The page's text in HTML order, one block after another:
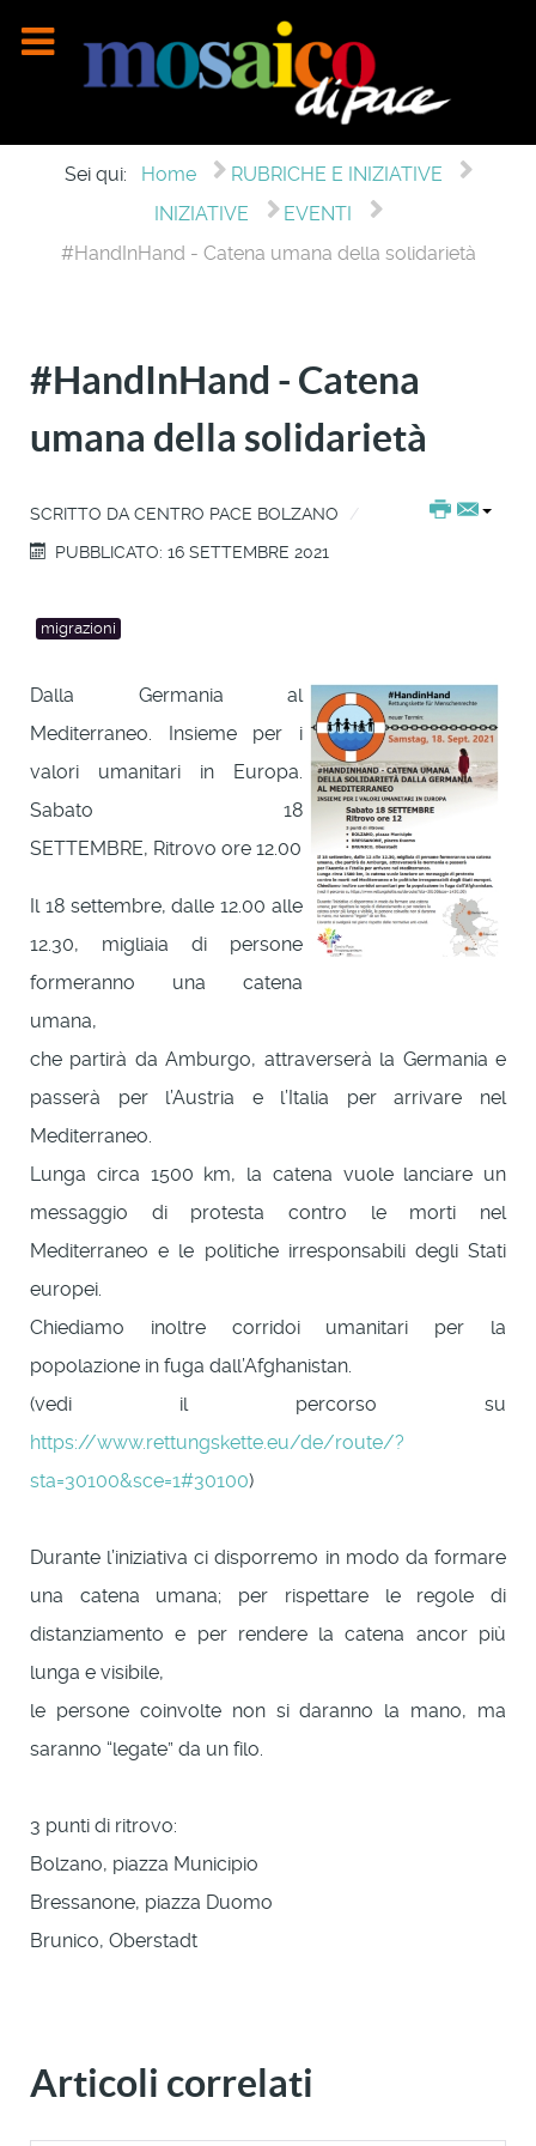
Sei qui: Home
RUBRICHE E INIZIATIVE
INIZIATIVE
EVENTI
#HandInHand - Catena umana della solidarietà
#HandInHand - Catena
umana della solidarietà
SCRITTO DA CENTRO PACE BOLZANO
PUBBLICATO: 16 SETTEMBRE 2021
migrazioni
Dalla Germania al
Mediterraneo. Insieme per i
valori umanitari in Europa.
Sabato 18
SETTEMBRE, Ritrovo ore 12.00
Il 18 settembre, dalle 12.00 alle
12.30, migliaia di persone
formeranno una catena
umana,
che partirà da Amburgo, attraverserà la Germania e
passerà per l’Austria e l’Italia per arrivare nel
Mediterraneo.
Lunga circa 1500 km, la catena vuole lanciare un
messaggio di protesta contro le morti nel
Mediterraneo e le politiche irresponsabili degli Stati
europei.
Chiediamo inoltre corridoi umanitari per la
popolazione in fuga dall’Afghanistan.
(vedi il percorso su
https://www.rettungskette.eu/de/route/?
sta=30100&sce=1#30100)
Durante l’iniziativa ci disporremo in modo da formare
una catena umana; per rispettare le regole di
distanziamento e per rendere la catena ancor più
lunga e visibile,
le persone coinvolte non si daranno la mano, ma
saranno “legate” da un filo.
3 punti di ritrovo:
Bolzano, piazza Municipio
Bressanone, piazza Duomo
Brunico, Oberstadt
Articoli correlati